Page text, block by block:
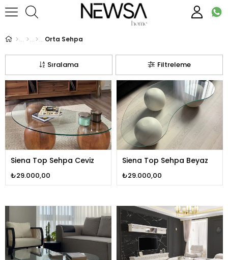
Orta Sehpa
Filtreleme
Sıralama
Siena Top Sehpa Ceviz
₺29.000,00
Siena Top Sehpa Beyaz
₺29.000,00